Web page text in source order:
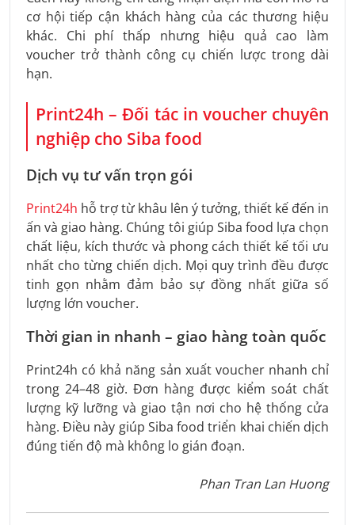
cơ hội tiếp cận khách hàng của các thương hiệu
khác. Chi phí thấp nhưng hiệu quả cao làm
voucher trở thành công cụ chiến lược trong dài
hạn.
Print24h – Đối tác in voucher chuyên
nghiệp cho Siba food
Dịch vụ tư vấn trọn gói
Print24h hỗ trợ từ khâu lên ý tưởng, thiết kế đến in
ấn và giao hàng. Chúng tôi giúp Siba food lựa chọn
chất liệu, kích thước và phong cách thiết kế tối ưu
nhất cho từng chiến dịch. Mọi quy trình đều được
tinh gọn nhằm đảm bảo sự đồng nhất giữa số
lượng lớn voucher.
Thời gian in nhanh – giao hàng toàn quốc
Print24h có khả năng sản xuất voucher nhanh chỉ
trong 24–48 giờ. Đơn hàng được kiểm soát chất
lượng kỹ lưỡng và giao tận nơi cho hệ thống cửa
hàng. Điều này giúp Siba food triển khai chiến dịch
đúng tiến độ mà không lo gián đoạn.
Phan Tran Lan Huong